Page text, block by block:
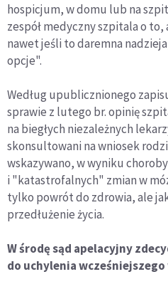
hospicjum, w domu lub na
zespół medyczny szpitala o
nawet jeśli to daremna
opcje".
Według upublicznionego
sprawie z lutego br. opinię
na biegłych niezależnych
skonsultowani na wniosek
wskazywano, w wyniku
i "katastrofalnych" zmian w
tylko powrót do zdrowia, ale
przedłużenie życia.
W środę sąd apelacyjny
do uchylenia